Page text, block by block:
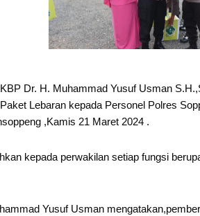
Dr. H. Muhammad Yusuf Usman
Lebaran kepada Personel Polres
,Kamis 21 Maret 2024 .
kepada perwakilan setiap fungsi
Yusuf Usman